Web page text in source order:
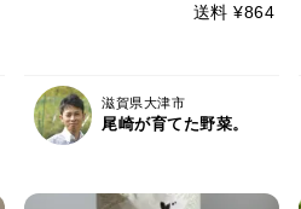
送料 ¥864
滋賀県大津市
尾崎が育てた野菜。